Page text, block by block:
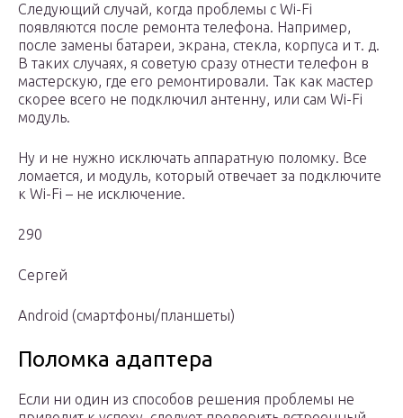
Следующий случай, когда проблемы с Wi-Fi
появляются после ремонта телефона. Например,
после замены батареи, экрана, стекла, корпуса и т. д.
В таких случаях, я советую сразу отнести телефон в
мастерскую, где его ремонтировали. Так как мастер
скорее всего не подключил антенну, или сам Wi-Fi
модуль.
Ну и не нужно исключать аппаратную поломку. Все
ломается, и модуль, который отвечает за подключите
к Wi-Fi – не исключение.
290
Сергей
Android (смартфоны/планшеты)
Поломка адаптера
Если ни один из способов решения проблемы не